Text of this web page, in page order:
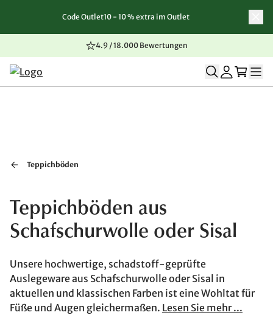
Zum Inhalt springen
Zur Navigation springen
Zum Seitenende springen
Code Outlet10 - 10 % extra im Outlet
4.9 / 18.000 Bewertungen
Teppichböden
Teppichböden aus
Schafschurwolle oder Sisal
Unsere hochwertige, schadstoff-geprüfte
Auslegeware aus Schafschurwolle oder Sisal in
aktuellen und klassischen Farben ist eine Wohltat für
Füße und Augen gleichermaßen. Lesen Sie mehr ...